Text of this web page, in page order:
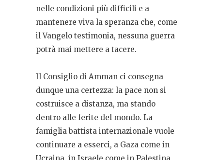
nelle condizioni più difficili e a
mantenere viva la speranza che, come
il Vangelo testimonia, nessuna guerra
potrà mai mettere a tacere.
Il Consiglio di Amman ci consegna
dunque una certezza: la pace non si
costruisce a distanza, ma stando
dentro alle ferite del mondo. La
famiglia battista internazionale vuole
continuare a esserci, a Gaza come in